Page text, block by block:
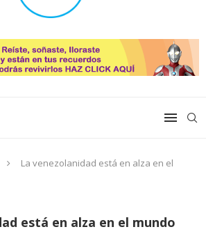
La venezolanidad está en alza en el
está en alza en el mundo